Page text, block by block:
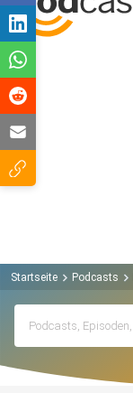
Startseite Podcasts